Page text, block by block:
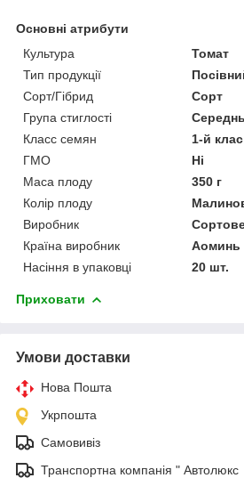
Основні атрибути
Культура
Томат
Тип продукції
Сорт/Гібрид
Сорт
Група стиглості
Класс семян
1-й клас
ГМО
Ні
Маса плоду
350 г
Колір плоду
Виробник
Країна виробник
Аоминь
Насіння в упаковці
20 шт.
Приховати
Умови доставки
Нова Пошта
Укрпошта
Самовивіз
Транспортна компанія " Автолюкс